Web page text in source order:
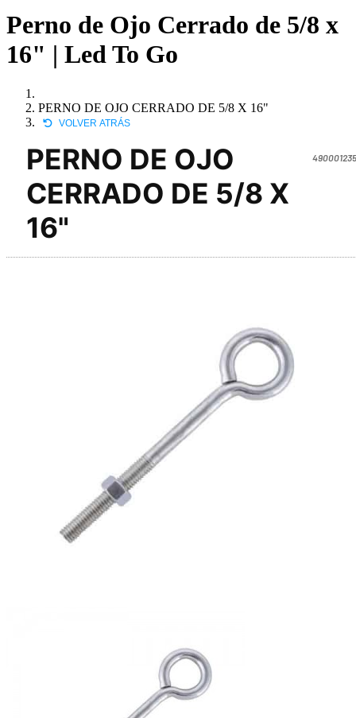
Perno de Ojo Cerrado de 5/8 x
16" | Led To Go
PERNO DE OJO CERRADO DE 5/8 X 16"
VOLVER ATRÁS
PERNO DE OJO
CERRADO DE 5/8 X
16"